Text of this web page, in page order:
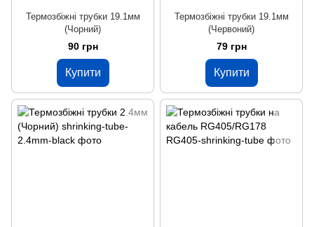
Термозбіжні трубки 19.1мм
(Чорний)
90 грн
Купити
Термозбіжні трубки 19.1мм
(Червоний)
79 грн
Купити